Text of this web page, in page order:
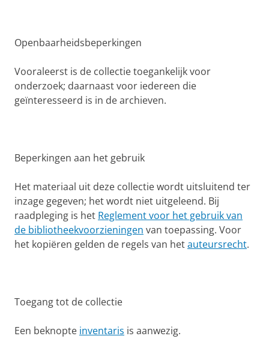
Openbaarheidsbeperkingen
Vooraleerst is de collectie toegankelijk voor
onderzoek; daarnaast voor iedereen die
geïnteresseerd is in de archieven.
Beperkingen aan het gebruik
Het materiaal uit deze collectie wordt uitsluitend ter
inzage gegeven; het wordt niet uitgeleend. Bij
raadpleging is het Reglement voor het gebruik van
de bibliotheekvoorzieningen van toepassing. Voor
het kopiëren gelden de regels van hetauteursrecht.
Toegang tot de collectie
Een beknopte inventaris is aanwezig.